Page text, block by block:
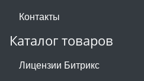
Контакты
Каталог товаров
Лицензии Битрикс